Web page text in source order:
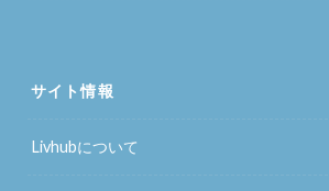
サイト情報
Livhubについて